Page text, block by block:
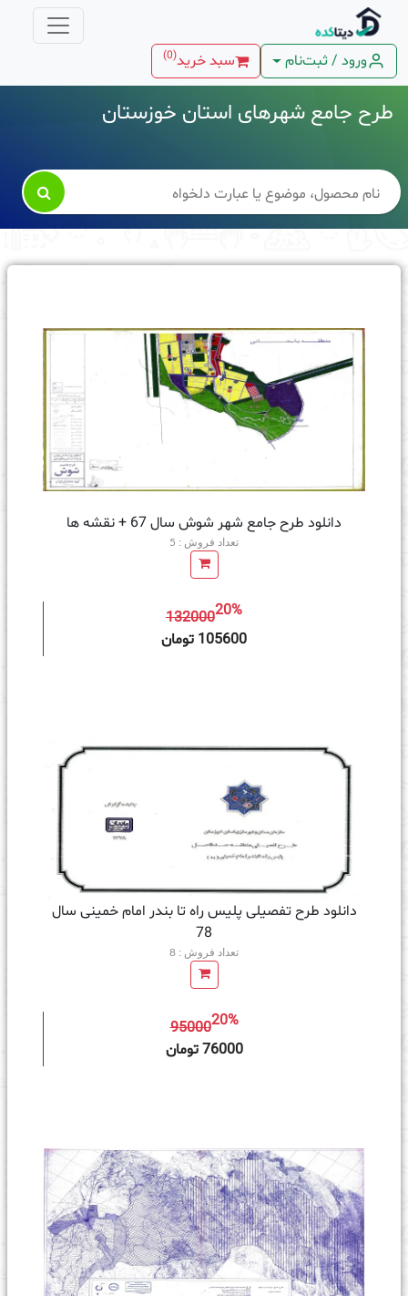
ورود / ثبت‌نام سبد خرید(
0
)
طرح جامع شهرهای استان خوزستان

دانلود طرح جامع شهر شوش سال 67 + نقشه ها
تعداد فروش : 5
13200020%
105600 تومان
دانلود طرح تفصیلی پلیس راه تا بندر امام خمینی سال
78
تعداد فروش : 8
9500020%
76000 تومان